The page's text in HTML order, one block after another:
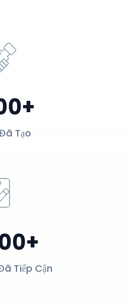
Tạo
Tiếp Cận